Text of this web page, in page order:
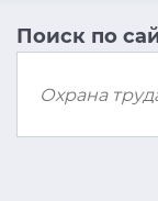
Поиск по